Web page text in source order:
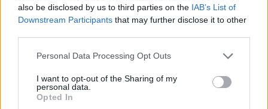
also be disclosed by us to third parties on the IAB’s List of
Downstream Participants that may further disclose it to other
Please note that this website/app uses one or more Google
not limited to your visit or usage behaviour. You may click to
grant or deny consent to Google and its third-party tags to
use your data for below specified purposes in below Google
Personal Data Processing Opt Outs
I want to opt-out of the Sharing of my
personal data.
Opted In